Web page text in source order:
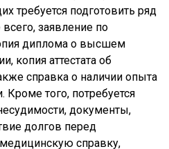
требуется подготовить ряд
заявление по
диплома о высшем
копия аттестата об
справка о наличии опыта
того, потребуется
документы,
долгов перед
справку,